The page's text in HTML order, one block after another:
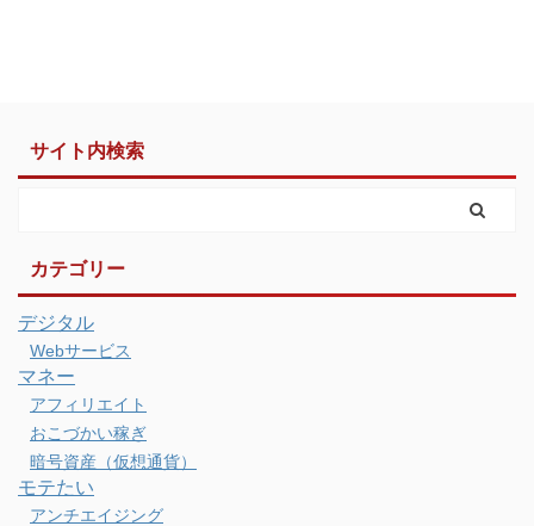
サイト内検索
カテゴリー
デジタル
Webサービス
マネー
アフィリエイト
おこづかい稼ぎ
暗号資産（仮想通貨）
モテたい
アンチエイジング